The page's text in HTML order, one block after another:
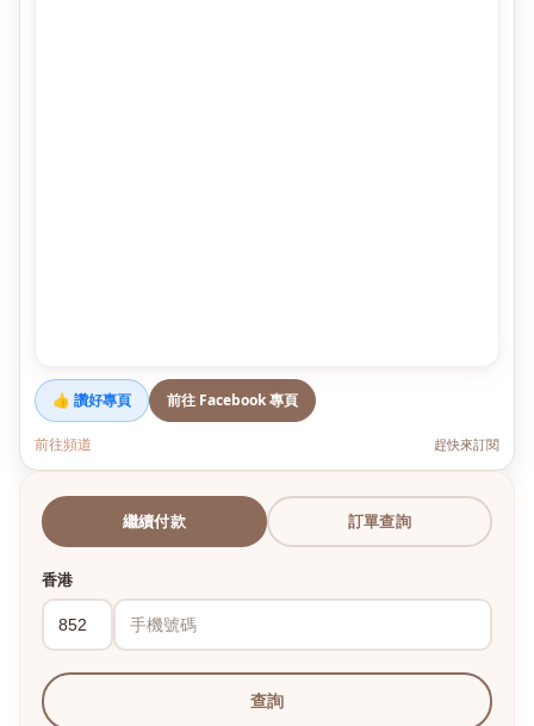
👍 讚好專頁 前往 Facebook 專頁
前往頻道 趕快來訂閱
繼續付款 訂單查詢
香港
查詢